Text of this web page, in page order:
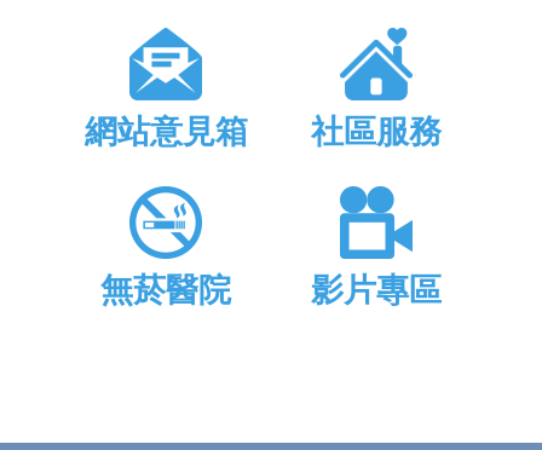
網站意見箱 社區服務
無菸醫院 影片專區